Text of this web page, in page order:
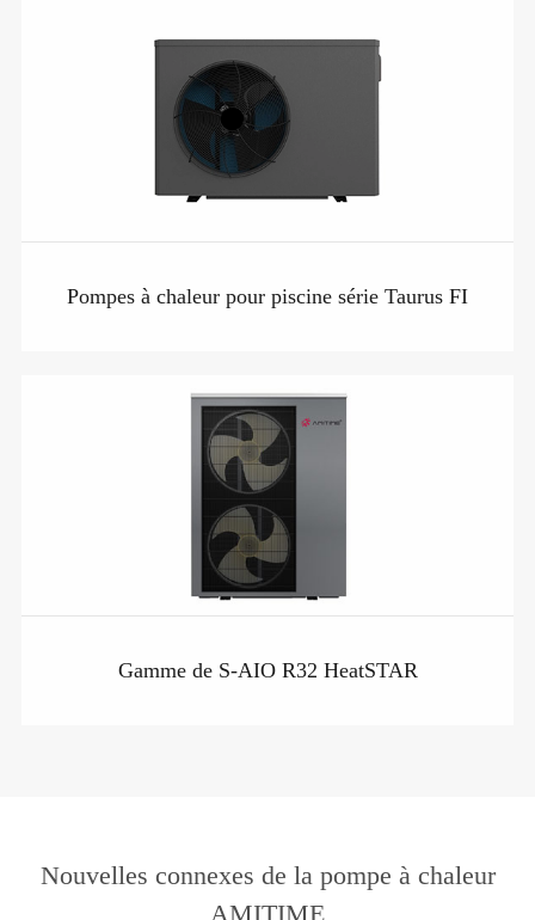
Pompes à chaleur pour piscine série Taurus FI
Gamme de S-AIO R32 HeatSTAR
Nouvelles connexes de la pompe à chaleur
AMITIME